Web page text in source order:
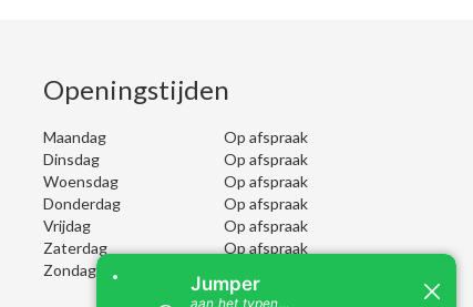
Openingstijden
Maandag
Op afspraak
Dinsdag
Op afspraak
Woensdag
Op afspraak
Donderdag
Op afspraak
Vrijdag
Op afspraak
Zaterdag
Op afspraak
Zondag